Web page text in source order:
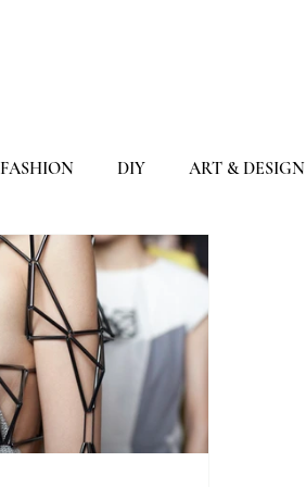
FASHION DIY ART & DESIGN